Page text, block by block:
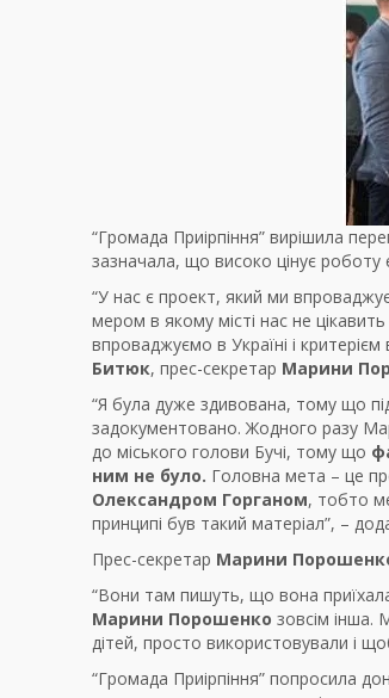
“Громада Приірпіння” вирішила
зазначала, що високо цінує роботу
“У нас є проект, який ми
мером в якому місті нас не
впроваджуємо в Україні і
Битюк, прес-секретар Марини
“Я була дуже здивована, тому що
задокументовано. Жодного разу
до міського голови Бучі, тому що
ним не було. Головна мета – це
Олександром Горганом, тобто
принципі був такий матеріал”, –
Прес-секретар Марини
“Вони там пишуть, що вона
Марини Порошенко зовсім інша.
дітей, просто використовували і
“Громада Приірпіння” попросила